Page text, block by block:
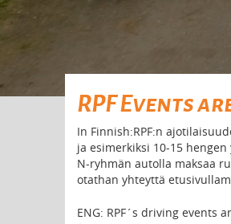
RPF Events
In Finnish:RPF:n
ja esimerkiksi 10-15
N-ryhmän autolla maksaa
otathan yhteyttä
ENG: RPF´s driving events